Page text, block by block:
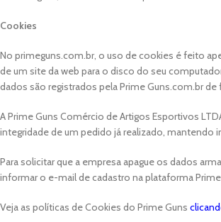
Cookies
No primeguns.com.br, o uso de cookies é feito
de um site da web para o disco do seu
dados são registrados pela Prime Guns.com.br
A Prime Guns Comércio de Artigos Esportivos
integridade de um pedido já realizado,
Para solicitar que a empresa apague os dados
informar o e-mail de cadastro na plataforma Prime
Veja as políticas de Cookies do Prime Guns